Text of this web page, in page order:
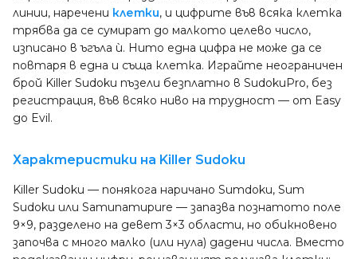
линии, наречени клетки, и цифрите във всяка клетка
трябва да се сумират до малкото целево число,
изписано в ъгъла ѝ. Нито една цифра не може да се
повтаря в една и съща клетка. Играйте неограничен
брой Killer Sudoku пъзели безплатно в SudokuPro, без
регистрация, във всяко ниво на трудност — от Easy
до Evil.
Характеристики на Killer Sudoku
Killer Sudoku — понякога наричано Sumdoku, Sum
Sudoku или Samunamupure — запазва познатото поле
9×9, разделено на девет 3×3 области, но обикновено
започва с много малко (или нула) дадени числа. Вместо